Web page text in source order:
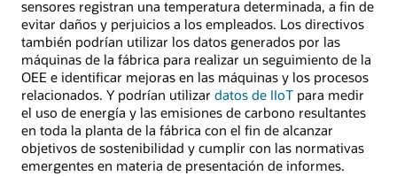
sensores registran una temperatura determinada, a fin de
evitar daños y perjuicios a los empleados. Los directivos
también podrían utilizar los datos generados por las
máquinas de la fábrica para realizar un seguimiento de la
OEE e identificar mejoras en las máquinas y los procesos
relacionados. Y podrían utilizar datos de IIoT para medir
el uso de energía y las emisiones de carbono resultantes
en toda la planta de la fábrica con el fin de alcanzar
objetivos de sostenibilidad y cumplir con las normativas
emergentes en materia de presentación de informes.